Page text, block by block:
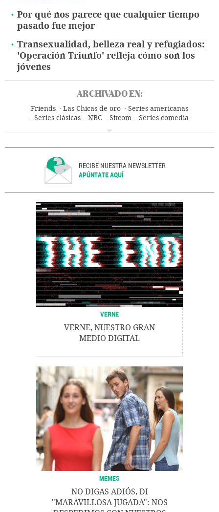
Por qué nos parece que cualquier tiempo
pasado fue mejor
Transexualidad, belleza real y refugiados:
'Operación Triunfo' refleja cómo son los
jóvenes
ARCHIVADO EN:
Friends Las Chicas de oro
Series americanas
Series clásicas
NBC Sitcom
Series comedia
RECIBE NUESTRA NEWSLETTER
APÚNTATE AQUÍ
VERNE
VERNE, NUESTRO GRAN
MEDIO DIGITAL
MEMES
NO DIGAS ADIÓS, DI
"MARAVILLOSA JUGADA": NOS